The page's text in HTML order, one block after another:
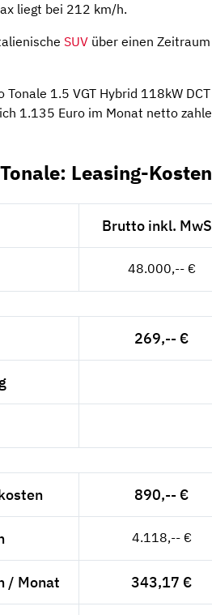
liegt bei 212 km/h.
SUV über einen
Tonale 1.5 VGT Hybrid 118kW
1.135 Euro im Monat netto
Leasing-Kosten
Brutto inkl.
48.000,-- €
269,-- €
890,-- €
4.118,-- €
/ Monat 343,17 €